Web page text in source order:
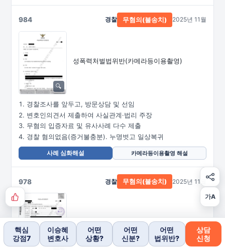
984
성폭력처벌법위반(카메라등이용촬영)
경찰 무혐의(불송치) 2025년 11월
경찰조사를 앞두고, 방문상담 및 선임
변호인의견서 제출하여 사실관계·법리 주장
무혐의 입증자료 및 유사사례 다수 제출
경찰 혐의없음(증거불충분). 누명벗고 일상복귀
사례 심화해설 카메라등이용촬영 해설
978
무고
경찰 무혐의(불송치)
2025년 11월
가A
핵심
강점7
이승혜
변호사
어떤
상황?
어떤
신분?
어떤
법위반?
상담
신청